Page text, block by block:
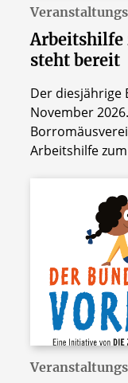
Arbeitshilfe
steht bereit
Der diesjährige
November
Arbeitshilfe